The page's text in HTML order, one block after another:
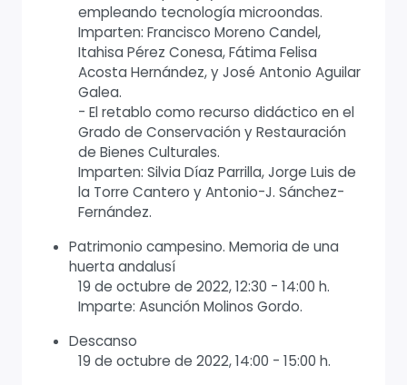
empleando tecnología microondas.
Imparten: Francisco Moreno Candel,
Itahisa Pérez Conesa, Fátima Felisa
Acosta Hernández, y José Antonio Aguilar
Galea.
- El retablo como recurso didáctico en el
Grado de Conservación y Restauración
de Bienes Culturales.
Imparten: Silvia Díaz Parrilla, Jorge Luis de
la Torre Cantero y Antonio-J. Sánchez-
Fernández.
Patrimonio campesino. Memoria de una
huerta andalusí
19 de octubre de 2022, 12:30 - 14:00 h.
Imparte: Asunción Molinos Gordo.
Descanso
19 de octubre de 2022, 14:00 - 15:00 h.